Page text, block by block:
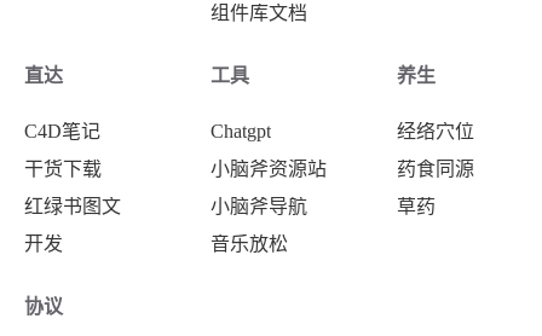
组件库文档
直达
C4D笔记
干货下载
红绿书图文
开发
工具
Chatgpt
小脑斧资源站
小脑斧导航
音乐放松
养生
经络穴位
药食同源
草药
协议